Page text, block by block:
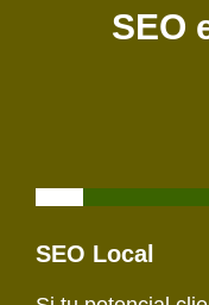
SEO
SEO Local